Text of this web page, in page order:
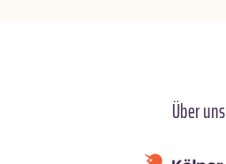
Über uns